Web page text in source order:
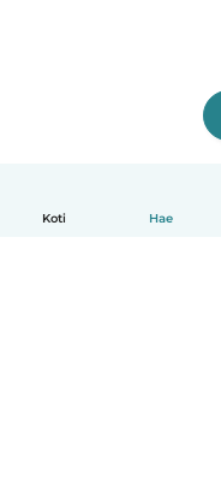
Koti Hae